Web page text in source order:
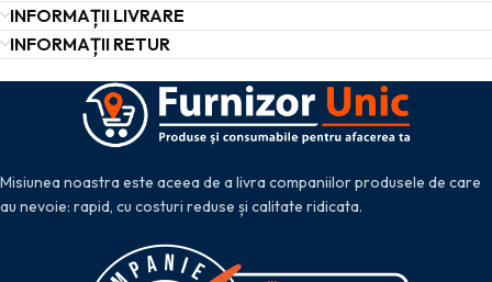
INFORMAȚII LIVRARE
INFORMAȚII RETUR
Misiunea noastra este aceea de a livra companiilor produsele de care
au nevoie: rapid, cu costuri reduse și calitate ridicata.